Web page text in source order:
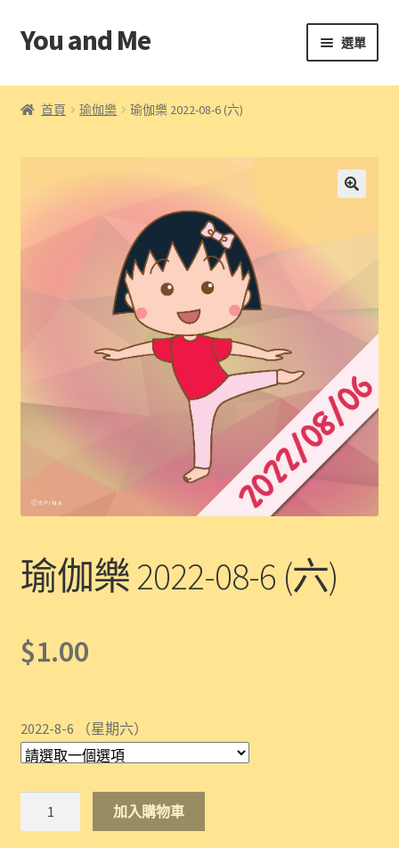
跳
至
覽
跳
至
要
You and Me 選單
首頁
首頁 瑜伽樂 瑜伽樂 2022-08-6 (六)
瑜伽樂 2022-08-6 (六)
$1.00
2022-8-6 （星期六）
加入購物車